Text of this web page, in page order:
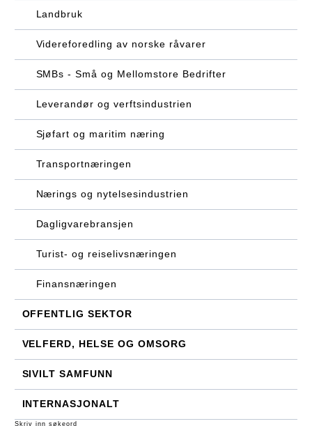
Landbruk
Videreforedling av norske råvarer
SMBs - Små og Mellomstore Bedrifter
Leverandør og verftsindustrien
Sjøfart og maritim næring
Transportnæringen
Nærings og nytelsesindustrien
Dagligvarebransjen
Turist- og reiselivsnæringen
Finansnæringen
OFFENTLIG SEKTOR
VELFERD, HELSE OG OMSORG
SIVILT SAMFUNN
INTERNASJONALT
Skriv inn søkeord